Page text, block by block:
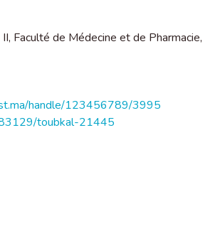
Faculté de Médecine et de Pharmacie,
handle/123456789/3995
toubkal-21445